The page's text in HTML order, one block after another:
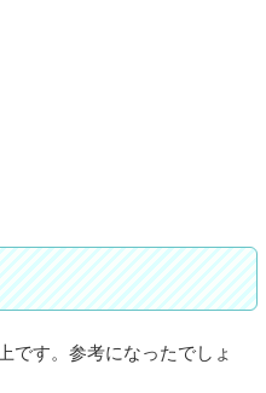
です。参考になったでしょ